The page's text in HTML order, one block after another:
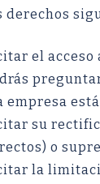
derechos
el acceso
empresa
su
o
la